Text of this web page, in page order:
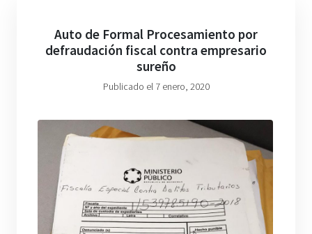
Auto de Formal Procesamiento por
defraudación fiscal contra empresario
sureño
Publicado el 7 enero, 2020